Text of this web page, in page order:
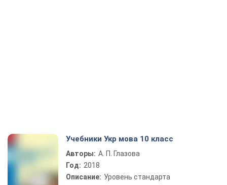
Учебники Укр мова 10 класс
Авторы: А. П. Глазова
Год: 2018
Описание: Уровень стандарта